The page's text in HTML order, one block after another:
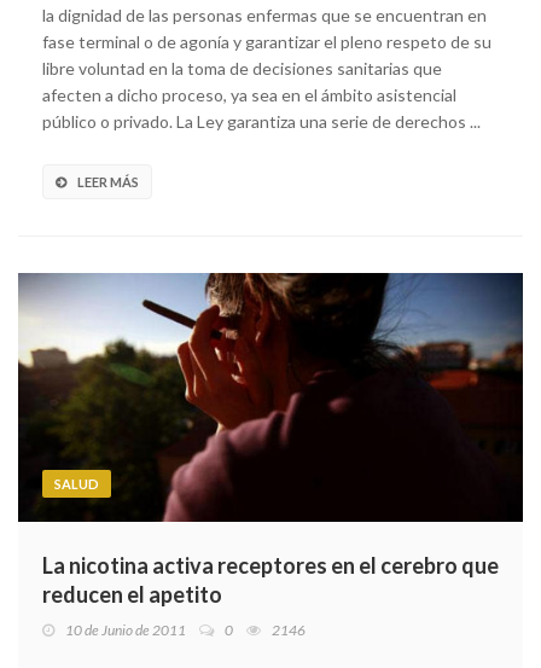
la dignidad de las personas enfermas que se encuentran en
fase terminal o de agonía y garantizar el pleno respeto de su
libre voluntad en la toma de decisiones sanitarias que
afecten a dicho proceso, ya sea en el ámbito asistencial
público o privado. La Ley garantiza una serie de derechos ...
LEER MÁS
SALUD
La nicotina activa receptores en el cerebro que
reducen el apetito
10 de Junio de 2011 0 2146